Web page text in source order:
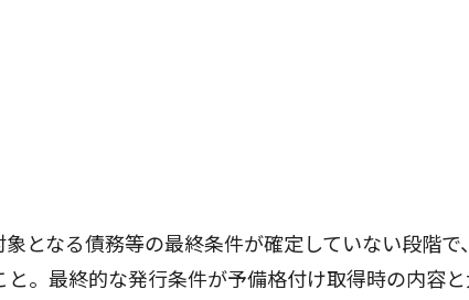
となる債務等の最終条件が確定していない段階
。最終的な発行条件が予備格付け取得時の内容